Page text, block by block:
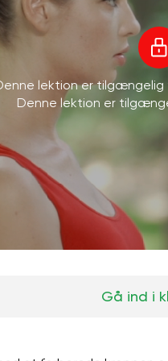
lektion er tilgængelig
Denne lektion er
Gå ind i